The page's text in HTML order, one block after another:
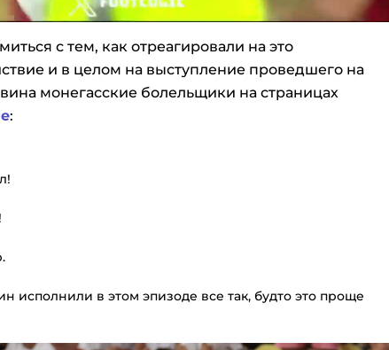
с тем, как отреагировали на это
и в целом на выступление проведшего на
монегасские болельщики на страницах
:
исполнили в этом эпизоде все так, будто это проще